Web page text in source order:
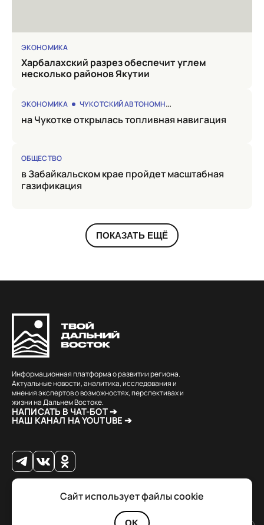
ЭКОНОМИКА
Харбалахский разрез обеспечит углем
несколько районов Якутии
ЭКОНОМИКА ЧУКОТСКИЙ АВТОНОМНЫЙ ОКРУГ
на Чукотке открылась топливная навигация
ОБЩЕСТВО
в Забайкальском крае пройдет масштабная
газификация
ПОКАЗАТЬ ЕЩЁ
Информационная платформа о развитии региона.
Актуальные новости, аналитика, исследования и
мнения экспертов о возможностях, перспективах и
жизни на Дальнем Востоке.
НАПИСАТЬ В ЧАТ-БОТ ➔
НАШ КАНАЛ НА YOUTUBE ➔
© 2026 Твой Дальный Восток.
. РазработкаLoimi.
Политика конфиденциальности
Сайт использует файлы cookie
OK